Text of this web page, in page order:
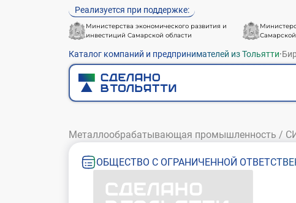
Реализуется при поддержке:
Министерства экономического развития и
инвестиций Самарской области
Каталог компаний и предпринимателей из Тольятти·
Металлообрабатывающая промышленность /
ОБЩЕСТВО С ОГРАНИЧЕННОЙ